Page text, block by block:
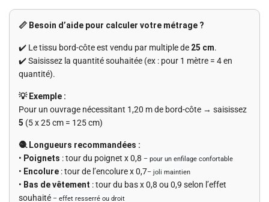
📏 Besoin d’aide pour calculer votre métrage ?
✔️ Le tissu bord-côte est vendu par multiple de 25 cm.
✔️ Saisissez la quantité souhaitée (ex : pour 1 mètre = 4 en
quantité).
💡 Exemple :
Pour un ouvrage nécessitant 1,20 m de bord-côte → saisissez
5 (5 x 25 cm = 125 cm)
🧶 Longueurs recommandées :
• Poignets : tour du poignet x 0,8 – pour un enfilage confortable
• Encolure : tour de l’encolure x 0,7– joli maintien
• Bas de vêtement : tour du bas x 0,8 ou 0,9 selon l’effet
souhaité – effet resserré ou droit